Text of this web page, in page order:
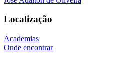
Localização
Academias
Onde encontrar